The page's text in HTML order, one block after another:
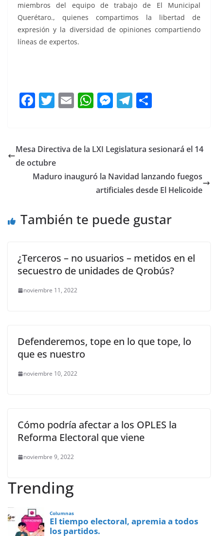
miembros del equipo de trabajo de El Municipal
Querétaro., quienes compartimos la libertad de
expresión y la diversidad de opiniones compartiendo
líneas de expertos.
F
e
b
o
T
er
E
l
W
s
p
p
M
e
g
er
T
gr
m
p
tir
Mesa Directiva de la LXI Legislatura sesionará el 14
de octubre
Maduro inauguró la Navidad lanzando fuegos
artificiales desde El Helicoide
También te puede gustar
¿Terceros – no usuarios – metidos en el
secuestro de unidades de Qrobús?
noviembre 11, 2022
Defenderemos, tope en lo que tope, lo
que es nuestro
noviembre 10, 2022
Cómo podría afectar a los OPLES la
Reforma Electoral que viene
noviembre 9, 2022
Trending